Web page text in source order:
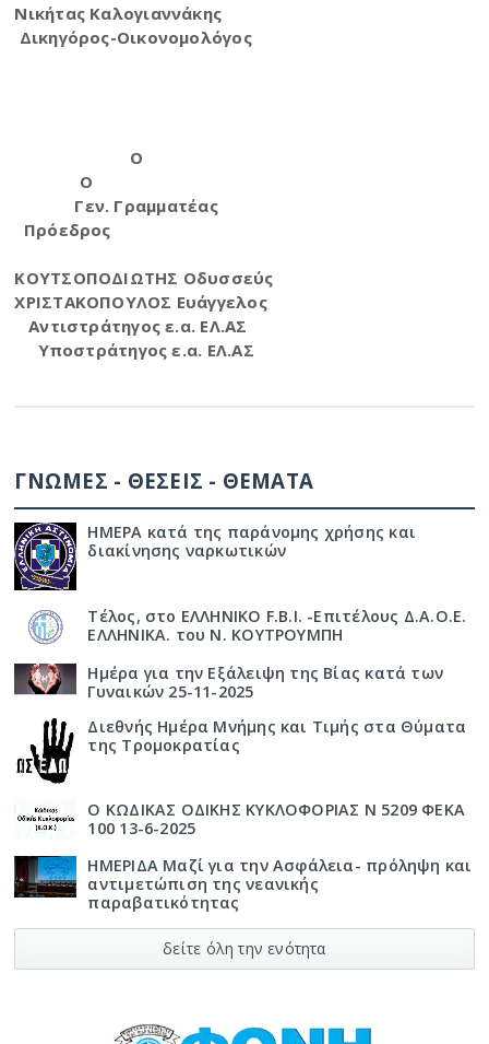
Νικήτας Καλογιαννάκης
Δικηγόρος-Οικονομολόγος
Ο
Ο
Γεν. Γραμματέας
Πρόεδρος
ΚΟΥΤΣΟΠΟΔΙΩΤΗΣ Οδυσσεύς
ΧΡΙΣΤΑΚΟΠΟΥΛΟΣ Ευάγγελος
Αντιστράτηγος ε.α. ΕΛ.ΑΣ
Υποστράτηγος ε.α. ΕΛ.ΑΣ
ΓΝΩΜΕΣ - ΘΕΣΕΙΣ - ΘΕΜΑΤΑ
ΗΜΕΡΑ κατά της παράνομης χρήσης και
διακίνησης ναρκωτικών
Τέλος, στο ΕΛΛΗΝΙΚΟ F.B.I. -Επιτέλους Δ.Α.Ο.Ε.
ΕΛΛΗΝΙΚΑ. του Ν. ΚΟΥΤΡΟΥΜΠΗ
Ημέρα για την Εξάλειψη της Βίας κατά των
Γυναικών 25-11-2025
Διεθνής Ημέρα Μνήμης και Τιμής στα Θύματα
της Τρομοκρατίας
Ο ΚΩΔΙΚΑΣ ΟΔΙΚΗΣ ΚΥΚΛΟΦΟΡΙΑΣ Ν 5209 ΦΕΚΑ
100 13-6-2025
ΗΜΕΡΙΔΑ Μαζί για την Ασφάλεια- πρόληψη και
αντιμετώπιση της νεανικής
παραβατικότητας
δείτε όλη την ενότητα